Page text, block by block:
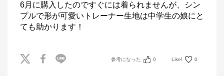
6月に購入したのですぐには着られませんが、シン
プルで形が可愛いトレーナー生地は中学生の娘にと
ても助かります！
参考になった 0 Like! 0